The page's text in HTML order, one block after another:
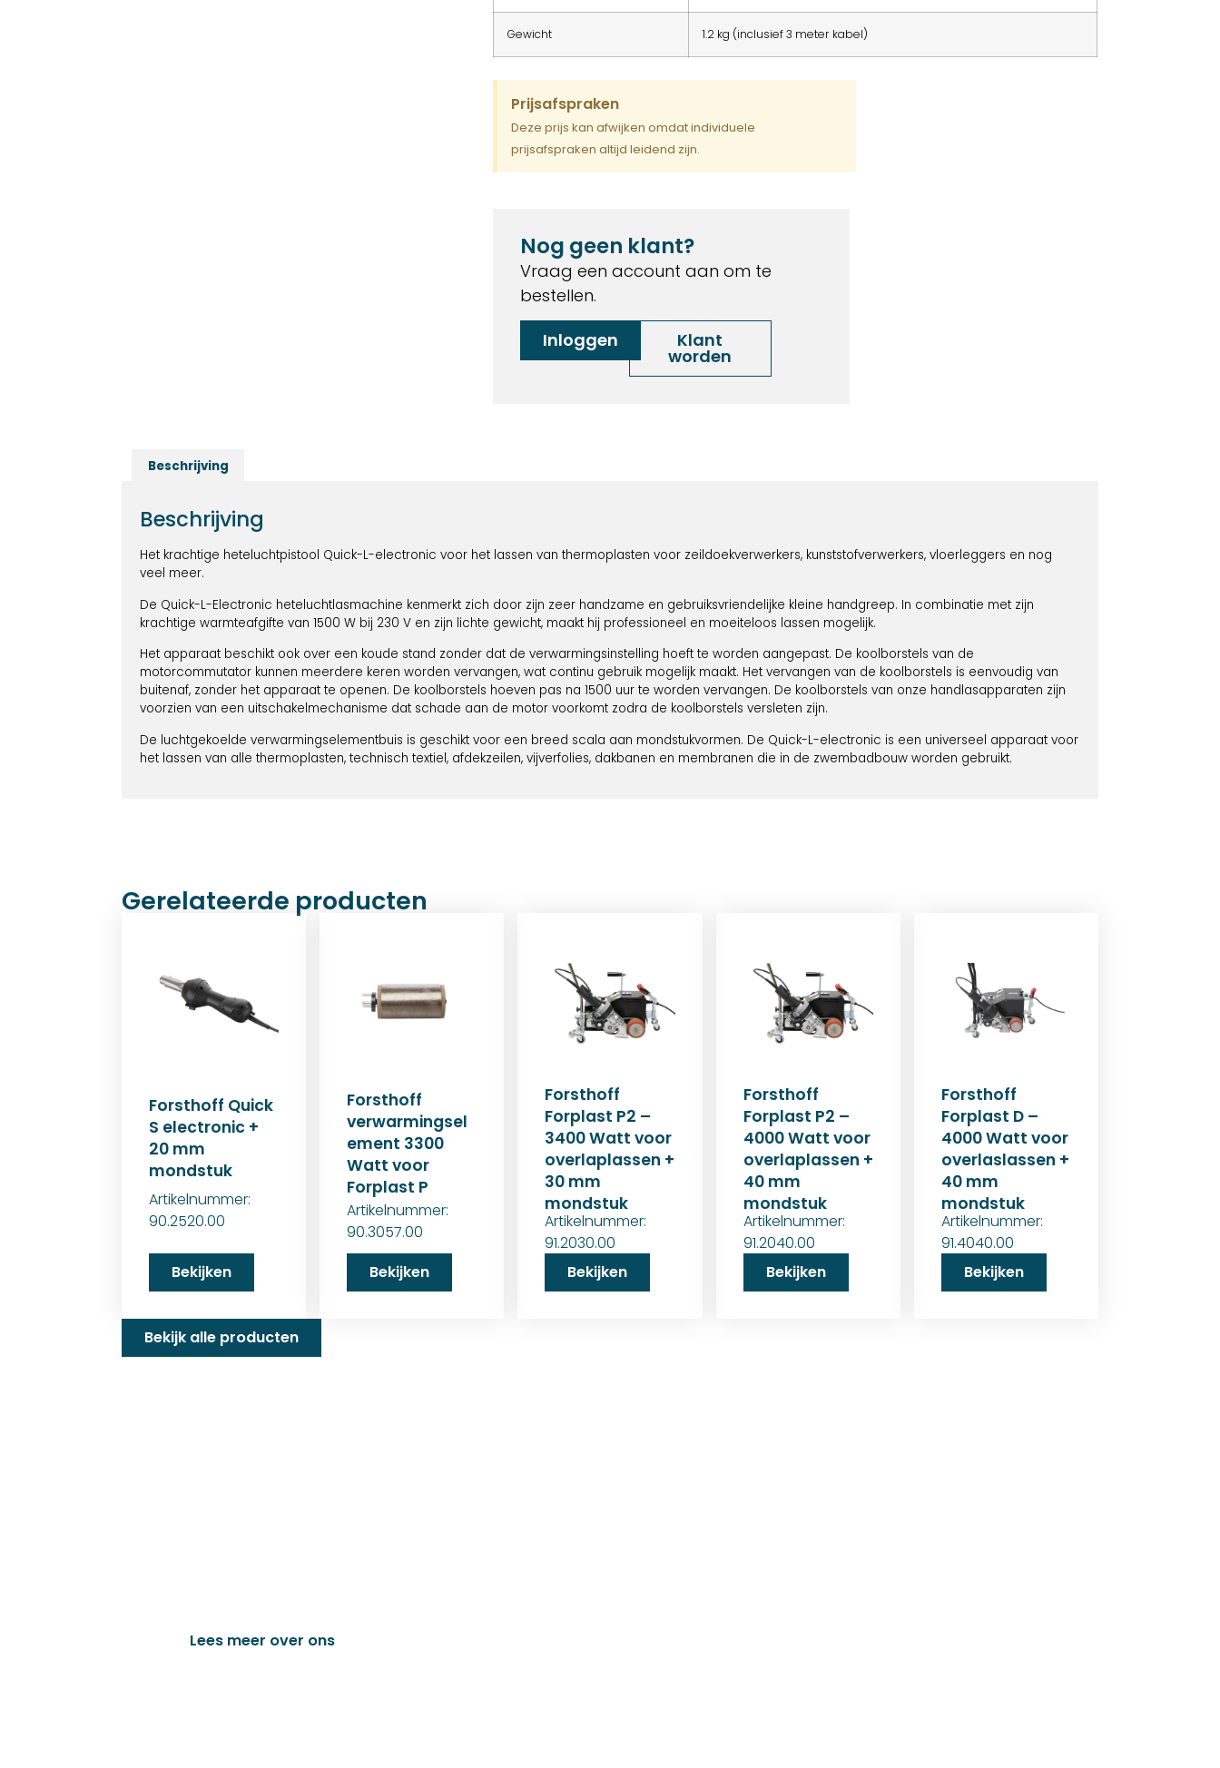
Gewicht 1.2 kg (inclusief 3 meter kabel)
Prijsafspraken
Deze prijs kan afwijken omdat individuele
prijsafspraken altijd leidend zijn.
Nog geen klant?
Vraag een account aan om te
bestellen.
Inloggen
Klant
worden
Beschrijving
Beschrijving
Het krachtige heteluchtpistool Quick-L-electronic voor het lassen van thermoplasten voor zeildoekverwerkers, kunststofverwerkers, vloerleggers en nog
veel meer.
De Quick-L-Electronic heteluchtlasmachine kenmerkt zich door zijn zeer handzame en gebruiksvriendelijke kleine handgreep. In combinatie met zijn
krachtige warmteafgifte van 1500 W bij 230 V en zijn lichte gewicht, maakt hij professioneel en moeiteloos lassen mogelijk.
Het apparaat beschikt ook over een koude stand zonder dat de verwarmingsinstelling hoeft te worden aangepast. De koolborstels van de
motorcommutator kunnen meerdere keren worden vervangen, wat continu gebruik mogelijk maakt. Het vervangen van de koolborstels is eenvoudig van
buitenaf, zonder het apparaat te openen. De koolborstels hoeven pas na 1500 uur te worden vervangen. De koolborstels van onze handlasapparaten zijn
voorzien van een uitschakelmechanisme dat schade aan de motor voorkomt zodra de koolborstels versleten zijn.
De luchtgekoelde verwarmingselementbuis is geschikt voor een breed scala aan mondstukvormen. De Quick-L-electronic is een universeel apparaat voor
het lassen van alle thermoplasten, technisch textiel, afdekzeilen, vijverfolies, dakbanen en membranen die in de zwembadbouw worden gebruikt.
Gerelateerde producten
Forsthoff Quick
S electronic +
20 mm
mondstuk
Artikelnummer:
90.2520.00
Bekijken
Forsthoff
verwarmingsel
ement 3300
Watt voor
Forplast P
Artikelnummer:
90.3057.00
Bekijken
Forsthoff
Forplast P2 –
3400 Watt voor
overlaplassen +
30 mm
mondstuk
Artikelnummer:
91.2030.00
Bekijken
Forsthoff
Forplast P2 –
4000 Watt voor
overlaplassen +
40 mm
mondstuk
Artikelnummer:
91.2040.00
Bekijken
Forsthoff
Forplast D –
4000 Watt voor
overlaslassen +
40 mm
mondstuk
Artikelnummer:
91.4040.00
Bekijken
Bekijk alle producten
Lees meer over ons